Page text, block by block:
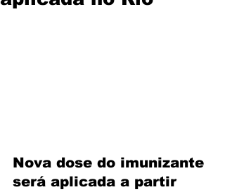
Nova dose do imunizante
será aplicada a partir